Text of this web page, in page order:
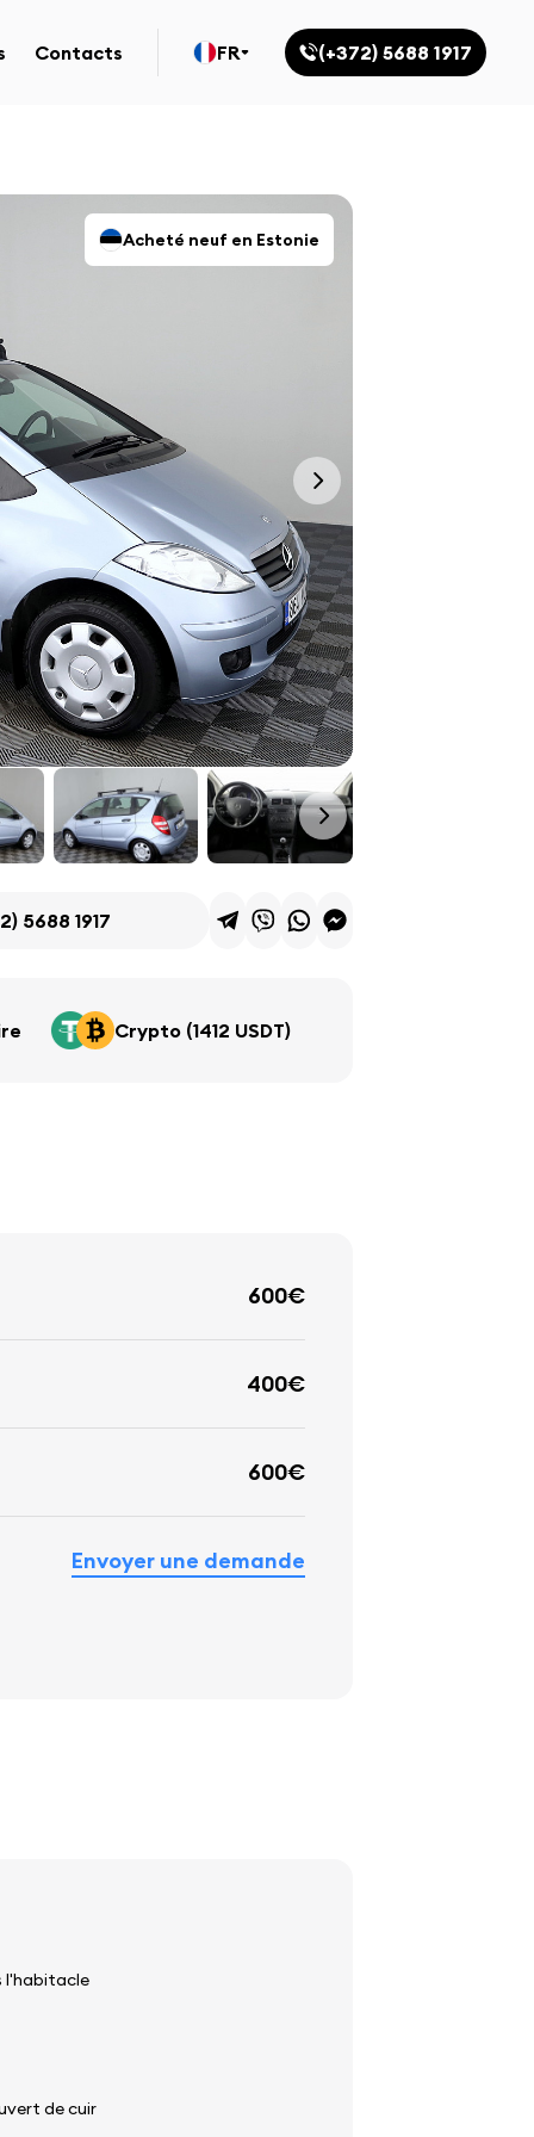
Contacts FR (+372) 5688 1917
Acheté neuf en Estonie
5688 1917
Crypto (1412 USDT)
600€
400€
600€
Envoyer une demande
l'habitacle
de cuir